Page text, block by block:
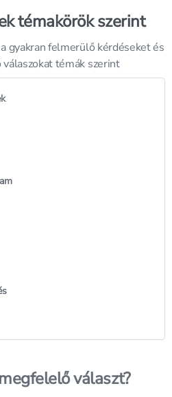
témakörök szerint
gyakran felmerülő kérdéseket és
válaszokat témák szerint
választ?